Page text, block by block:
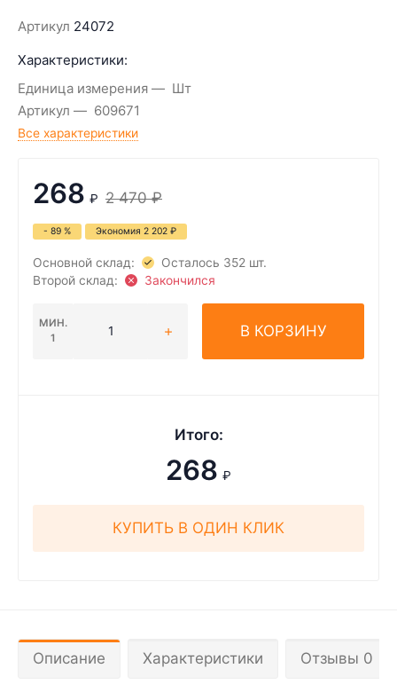
Артикул 24072
Характеристики:
Единица измерения
Шт
Артикул
609671
Все характеристики
268 ₽ 2 470 ₽
- 89 % Экономия 2 202 ₽
Основной склад:
Осталось 352 шт.
Второй склад:
Закончился
МИН.
1
В КОРЗИНУ
Итого:
268 ₽
КУПИТЬ В ОДИН КЛИК
Описание Характеристики Отзывы 0